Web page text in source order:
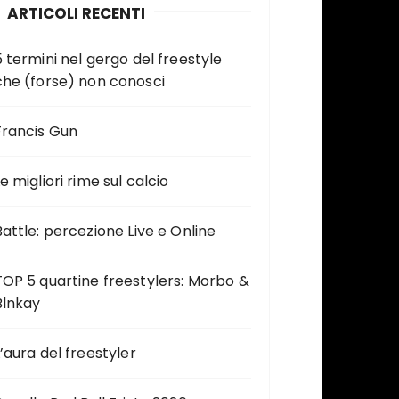
ARTICOLI RECENTI
termini nel gergo del freestyle
(forse) non conosci
Gun
migliori rime sul calcio
percezione Live e Online
5 quartine freestylers: Morbo &
del freestyler